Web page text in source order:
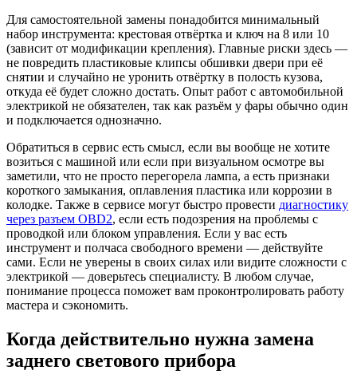
Для самостоятельной замены понадобится минимальный
набор инструмента: крестовая отвёртка и ключ на 8 или 10
(зависит от модификации крепления). Главные риски здесь —
не повредить пластиковые клипсы обшивки двери при её
снятии и случайно не уронить отвёртку в полость кузова,
откуда её будет сложно достать. Опыт работ с автомобильной
электрикой не обязателен, так как разъём у фары обычно один
и подключается однозначно.
Обратиться в сервис есть смысл, если вы вообще не хотите
возиться с машиной или если при визуальном осмотре вы
заметили, что не просто перегорела лампа, а есть признаки
короткого замыкания, оплавления пластика или коррозии в
колодке. Также в сервисе могут быстро провести диагностику
через разъем OBD2, если есть подозрения на проблемы с
проводкой или блоком управления. Если у вас есть
инструмент и полчаса свободного времени — действуйте
сами. Если не уверены в своих силах или видите сложности с
электрикой — доверьтесь специалисту. В любом случае,
понимание процесса поможет вам проконтролировать работу
мастера и сэкономить.
Когда действительно нужна замена
заднего светового прибора